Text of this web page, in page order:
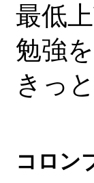
最低
勉強
きっ
コロン